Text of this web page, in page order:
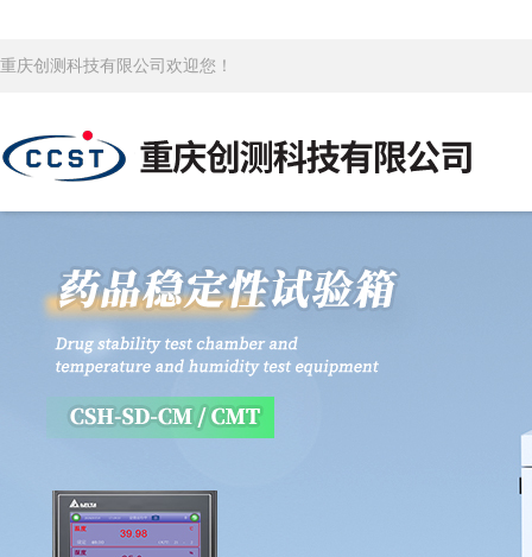
重庆创测科技有限公司欢迎您！